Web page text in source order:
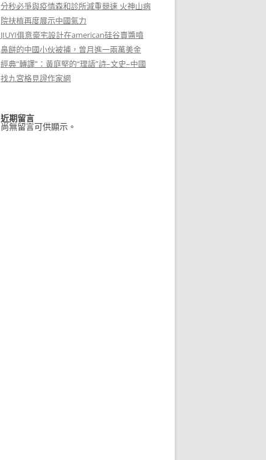
分秒必爭與疫情森和診所減重競速 火神山病
院扶植再度展示中國氣力
JIUYI俱意豪宅設計在american硅谷賣醬噴
鼻餅的中國小伙被捕，曾月進一兩萬美金
經典“轉譯”：黃庭堅的“理語”詩–文史–中國
找九宮格見證作家網
近期留言
尚無留言可供顯示。